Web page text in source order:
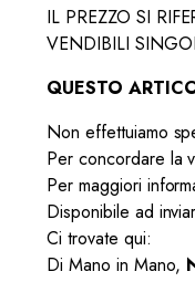
IL PREZZO SI
VENDIBILI
QUESTO
Non effettuiamo
Per concordare la
Per maggiori
Disponibile ad
Ci trovate qui:
Di Mano in Mano,